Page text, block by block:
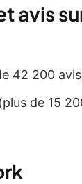
avis
42 200
de 15